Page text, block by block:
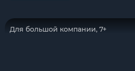
Для большой компании, 7+